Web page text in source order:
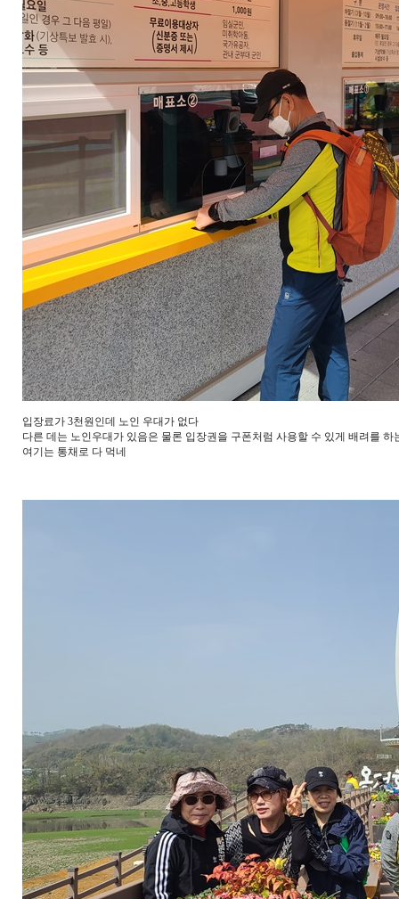
입장료가 3천원인데 노인 우대가 없다
다른 데는 노인우대가 있음은 물론 입장권을 구폰처럼 사용할 수 있게 배려를 하
여기는 통채로 다 먹네